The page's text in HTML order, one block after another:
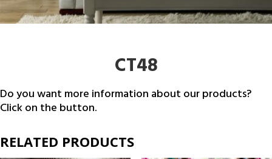
CT48
Do you want more information about our products?
Click on the button.
RELATED PRODUCTS